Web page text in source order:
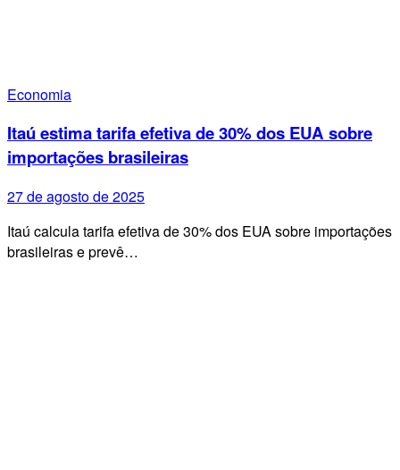
Economia
Itaú estima tarifa efetiva de 30% dos EUA sobre
importações brasileiras
27 de agosto de 2025
Itaú calcula tarifa efetiva de 30% dos EUA sobre importações
brasileiras e prevê…